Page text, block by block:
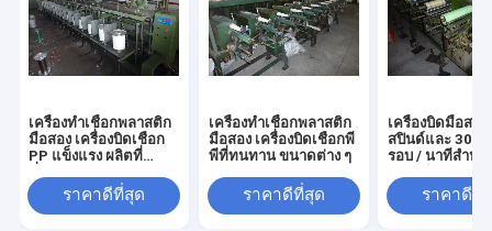
เครื่องทําเชือกพลาสติก
มือสอง เครื่องบิดเชือก
PP แข็งแรง ผลิตที่
ราคาดีที่สุด
เครื่องทําเชือกพลาสติก
มือสอง เครื่องบิดเชือกพี
พีที่ทนทาน ขนาดต่าง ๆ
ราคาดีที่สุด
เครื่องบิดมือสอ
สปินด์และ
รอบ / นาทีสําหรั
แรงสูงราคาดีที่